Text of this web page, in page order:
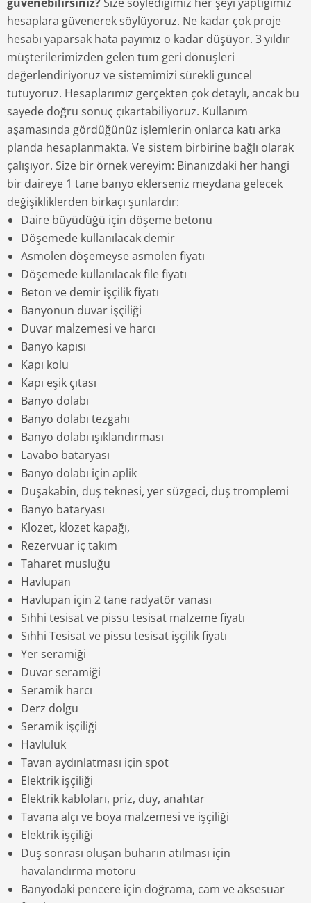
hesaplara güvenerek söylüyoruz. Ne kadar çok proje
hesabı yaparsak hata payımız o kadar düşüyor. 3 yıldır
müşterilerimizden gelen tüm geri dönüşleri
değerlendiriyoruz ve sistemimizi sürekli güncel
tutuyoruz. Hesaplarımız gerçekten çok detaylı, ancak bu
sayede doğru sonuç çıkartabiliyoruz. Kullanım
aşamasında gördüğünüz işlemlerin onlarca katı arka
planda hesaplanmakta. Ve sistem birbirine bağlı olarak
çalışıyor. Size bir örnek vereyim: Binanızdaki her hangi
bir daireye 1 tane banyo eklerseniz meydana gelecek
değişikliklerden birkaçı şunlardır:
Daire büyüdüğü için döşeme betonu
Döşemede kullanılacak demir
Asmolen döşemeyse asmolen fiyatı
Döşemede kullanılacak file fiyatı
Beton ve demir işçilik fiyatı
Banyonun duvar işçiliği
Duvar malzemesi ve harcı
Banyo kapısı
Kapı kolu
Kapı eşik çıtası
Banyo dolabı
Banyo dolabı tezgahı
Banyo dolabı ışıklandırması
Lavabo bataryası
Banyo dolabı için aplik
Duşakabin, duş teknesi, yer süzgeci, duş tromplemi
Banyo bataryası
Klozet, klozet kapağı,
Rezervuar iç takım
Taharet musluğu
Havlupan
Havlupan için 2 tane radyatör vanası
Sıhhi tesisat ve pissu tesisat malzeme fiyatı
Sıhhi Tesisat ve pissu tesisat işçilik fiyatı
Yer seramiği
Duvar seramiği
Seramik harcı
Derz dolgu
Seramik işçiliği
Havluluk
Tavan aydınlatması için spot
Elektrik işçiliği
Elektrik kabloları, priz, duy, anahtar
Tavana alçı ve boya malzemesi ve işçiliği
Elektrik işçiliği
Duş sonrası oluşan buharın atılması için
havalandırma motoru
Banyodaki pencere için doğrama, cam ve aksesuar